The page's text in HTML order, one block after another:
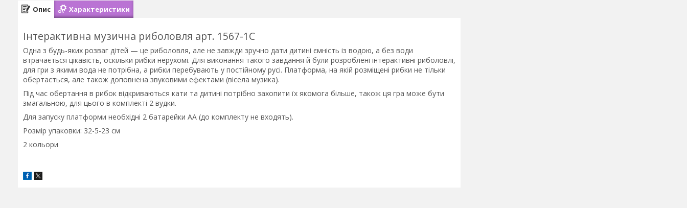
Опис Характеристики
Інтерактивна музична риболовля арт. 1567-1C
Одна з будь-яких розваг дітей — це риболовля, але не завжди зручно дати дитині ємність із водою, а без води
втрачається цікавість, оскільки рибки нерухомі. Для виконання такого завдання й були розроблені інтерактивні риболовлі,
для гри з якими вода не потрібна, а рибки перебувають у постійному русі. Платформа, на якій розміщені рибки не тільки
обертається, але також доповнена звуковими ефектами (вісела музика).
Під час обертання в рибок відкриваються кати та дитині потрібно захопити їх якомога більше, також ця гра може бути
змагальною, для цього в комплекті 2 вудки.
Для запуску платформи необхідні 2 батарейки АА (до комплекту не входять).
Розмір упаковки: 32-5-23 см
2 кольори